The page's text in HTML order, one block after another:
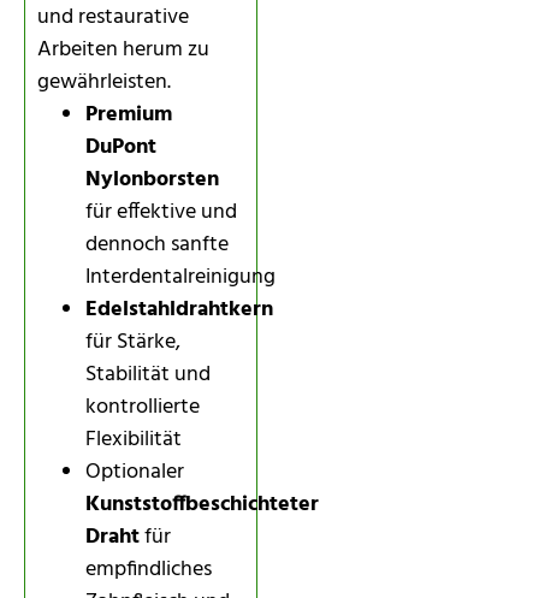
und restaurative
Arbeiten herum zu
gewährleisten.
Premium
DuPont
Nylonborsten
für effektive und
dennoch sanfte
Interdentalreinigung
Edelstahldrahtkern
für Stärke,
Stabilität und
kontrollierte
Flexibilität
Optionaler
Kunststoffbeschichteter
Drahtfür
empfindliches